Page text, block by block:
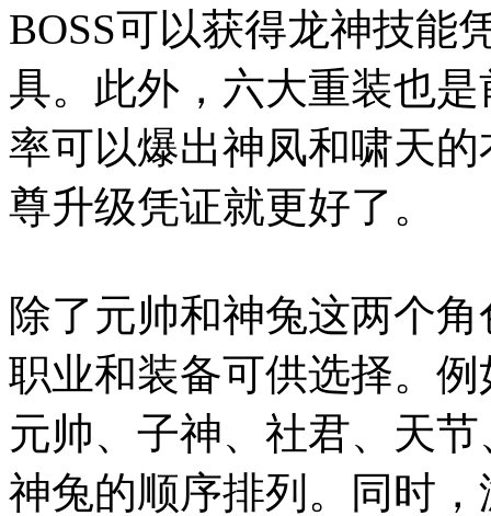
BOSS可以获得龙神技能
具。此外，六大重装也
率可以爆出神凤和啸天
尊升级凭证就更好了。
除了元帅和神兔这两个
职业和装备可供选择。
元帅、子神、社君、天
神兔的顺序排列。同时